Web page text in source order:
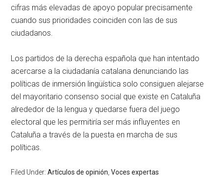
cifras más elevadas de apoyo popular precisamente
cuando sus prioridades coinciden con las de sus
ciudadanos.
Los partidos de la derecha española que han intentado
acercarse a la ciudadanía catalana denunciando las
políticas de inmersión lingüística solo consiguen alejarse
del mayoritario consenso social que existe en Cataluña
alrededor de la lengua y quedarse fuera del juego
electoral que les permitiría ser más influyentes en
Cataluña a través de la puesta en marcha de sus
políticas.
Filed Under:Artículos de opinión ,Voces expertas